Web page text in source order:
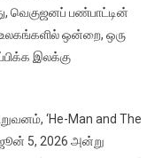
வெகுஜனப் பண்பாட்டின்
உலகங்களில் ஒன்றை, ஒரு
இலக்கு
‘He-Man and The
5, 2026 அன்று